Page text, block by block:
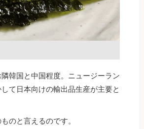
韓国と中国程度。ニュージーラン
て日本向けの輸出品生産が主要と
のと言えるのです。